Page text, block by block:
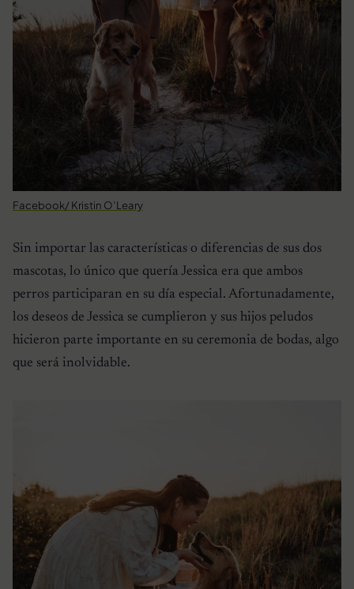
Facebook/ Kristin O’Leary
Sin importar las características o diferencias de sus dos
mascotas, lo único que quería Jessica era que ambos
perros participaran en su día especial. Afortunadamente,
los deseos de Jessica se cumplieron y sus hijos peludos
hicieron parte importante en su ceremonia de bodas, algo
que será inolvidable.